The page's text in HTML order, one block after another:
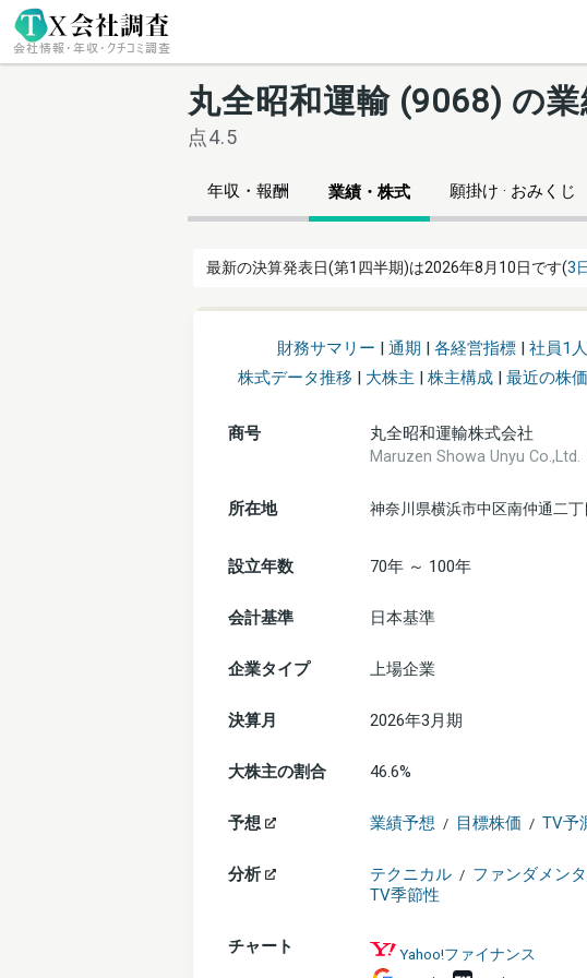
丸全昭和運輸 (9068) の
点4.5
年収・報酬 業績・株式 願掛け · おみくじ
最新の決算発表日(第1四半期)は2026年8月10日です(3
財務サマリー | 通期 | 各経営指標| 社員1
株式データ推移 | 大株主 | 株主構成 | 最近の株価
商号 丸全昭和運輸株式会社
Maruzen Showa Unyu
所在地 神奈川県横浜市中区南仲通二
設立年数 70年 ～ 100年
会計基準 日本基準
企業タイプ 上場企業
決算月 2026年3月期
大株主の割合 46.6%
予想 業績予想 / 目標株価 / TV予
分析 テクニカル / ファンダメン
TV季節性
チャート
Yahoo!ファイナンス